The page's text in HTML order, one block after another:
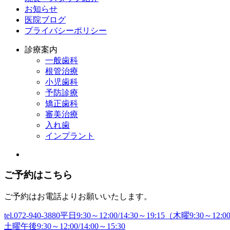
お知らせ
医院ブログ
プライバシーポリシー
診療案内
一般歯科
根管治療
小児歯科
予防診療
矯正歯科
審美治療
入れ歯
インプラント
ご予約はこちら
ご予約はお電話よりお願いいたします。
tel.072-940-3880平日9:30～12:00/14:30～19:15（木曜9:30～
土曜午後9:30～12:00/14:00～15:30